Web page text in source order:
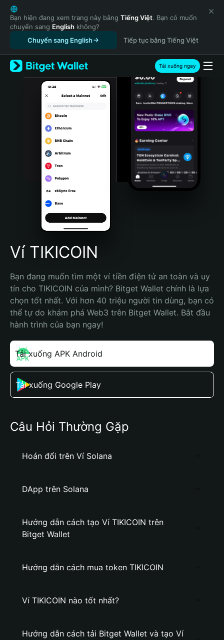
English
日本語
Tiếng Việt
Русский
Español (Latinoamérica)
Türkçe
Italiano
Português (Portugal)
Bahasa Indonesia
Português (Brasil)
Español (Argentina)
Bạn hiện đang xem trang này bằng Tiếng Việt. Bạn có muốn
chuyển sang English không?
Chuyển sang English
Tiếp tục bằng Tiếng Việt
Tải xuống ngay
Ví TIKICOIN
Bạn đang muốn tìm một ví tiền điện tử an toàn và uy
tín cho TIKICOIN của mình? Bitget Wallet chính là lựa
chọn tốt nhất. Với hơn 40 triệu người tin dùng, bạn có
thể tự do khám phá Web3 trên Bitget Wallet. Bắt đầu
hành trình của bạn ngay!
Tải xuống APK Android
Tải xuống Google Play
Câu Hỏi Thường Gặp
Hoán đổi trên Ví Solana
DApp trên Solana
Hướng dẫn cách tạo Ví TIKICOIN trên
Bitget Wallet
Hướng dẫn cách mua token TIKICOIN
Ví TIKICOIN nào tốt nhất?
Hướng dẫn cách tải Bitget Wallet và tạo Ví